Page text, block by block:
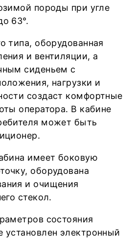
породы при угле
63°.
типа, оборудованная
и вентиляции, а
сиденьем с
нагрузки и
создаст комфортные
оператора. В кабине
может быть
имеет боковую
оборудована
и очищения
стекол.
состояния
электронный